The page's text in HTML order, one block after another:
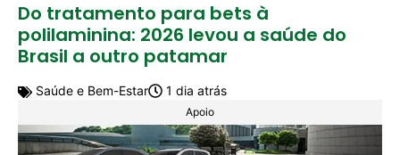
Do tratamento para bets à
polilaminina: 2026 levou a saúde do
Brasil a outro patamar
Saúde e Bem-Estar 1 dia atrás
Apoio